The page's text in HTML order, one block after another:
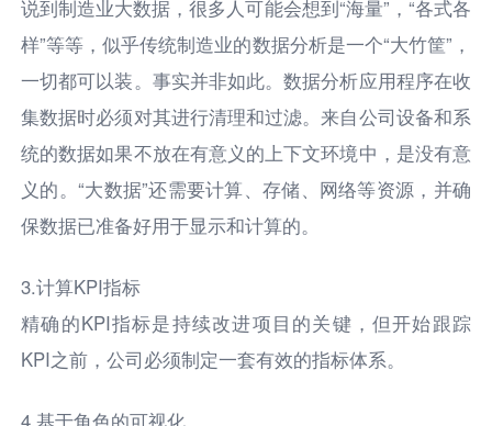
说到制造业大数据，很多人可能会想到“海量”，“各式各
样”等等，似乎传统制造业的数据分析是一个“大竹筐”，
一切都可以装。事实并非如此。数据分析应用程序在收
集数据时必须对其进行清理和过滤。来自公司设备和系
统的数据如果不放在有意义的上下文环境中，是没有意
义的。“大数据”还需要计算、存储、网络等资源，并确
保数据已准备好用于显示和计算的。
3.计算KPI指标
精确的KPI指标是持续改进项目的关键，但开始跟踪
KPI之前，公司必须制定一套有效的指标体系。
4.基于角色的可视化